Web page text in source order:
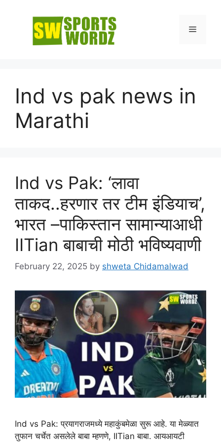
Menu
Ind vs pak news in
Marathi
Ind vs Pak: ‘लावा
ताकद..हरणार तर टीम इंडियाच’,
भारत –पाकिस्तान सामान्याआधी
IITian बाबाची मोठी भविष्यवाणी
February 22, 2025 by shweta Chidamalwad
Ind vs Pak: प्रयागराजमध्ये महाकुंबमेळा सुरू आहे. या मेळ्यात
तुफान चर्चेत असलेले बाबा म्हणणे, IITian बाबा. आयआयटी